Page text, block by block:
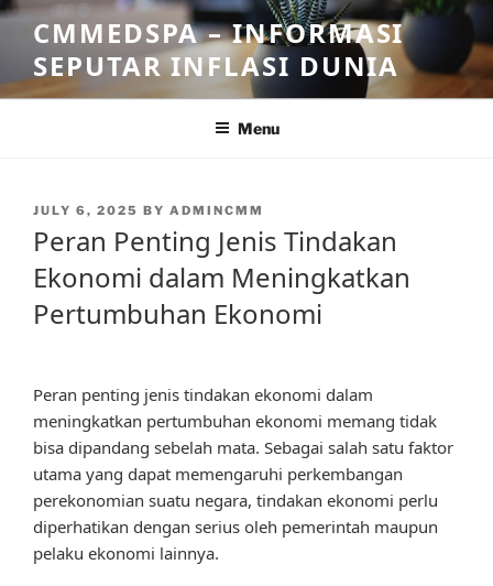
Skip
content
CMMEDSPA – INFORMASI
SEPUTAR INFLASI DUNIA
Menu
POSTED
JULY 6, 2025 BY ADMINCMM
Peran Penting Jenis Tindakan
Ekonomi dalam Meningkatkan
Pertumbuhan Ekonomi
Peran penting jenis tindakan ekonomi dalam
meningkatkan pertumbuhan ekonomi memang tidak
bisa dipandang sebelah mata. Sebagai salah satu faktor
utama yang dapat memengaruhi perkembangan
perekonomian suatu negara, tindakan ekonomi perlu
diperhatikan dengan serius oleh pemerintah maupun
pelaku ekonomi lainnya.